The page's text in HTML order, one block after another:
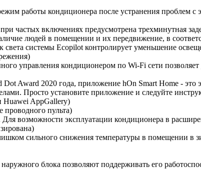
работы кондиционера после устранения проблем с
частых включениях предусмотрена трехминутная
людей в помещении и их передвижение, в
системы Ecopilot контролирует уменьшение
управления кондиционером по Wi-Fi сети
Award 2020 года, приложение hOn Smart Home - это
Просто установите приложение и следуйте
Huawei AppGallery)
проводного пульта)
возможности эксплуатации кондиционера в
сильного снижения температуры в помещении в
блока позволяют поддерживать его